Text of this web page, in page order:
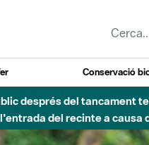
Conservació
després del tancament
del recinte a causa